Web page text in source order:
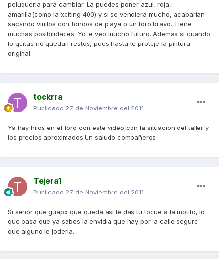
peluqueria para cambiar. La puedes poner azul, roja,
amarilla(como la xciting 400) y si se vendiera mucho, acabarian
sacando vinilos con fondos de playa o un toro bravo. Tiene
muchas posibilidades. Yo le veo mucho futuro. Ademas si cuando
lo quitas no quedan restos, pues hasta te proteje la pintura
original.
tockrra
Publicado 27 de Noviembre del 2011
Ya hay hilos en el foro con este video,con la situacion del taller y
los precios aproximados.Un saludo compañeros
Tejera1
Publicado 27 de Noviembre del 2011
Si señor que guapo que queda asi le das tu toque a la motito, lo
que pasa que ya sabes la envidia que hay por la calle seguro
que alguno le joderia.